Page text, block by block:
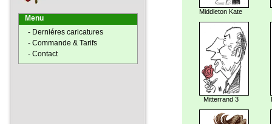
Menu
- Derniéres caricatures
- Commande & Tarifs
- Contact
Middleton Kate
Mitterrand 3